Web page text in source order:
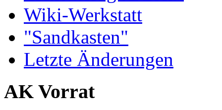
Wiki-Werkstatt
"Sandkasten"
Letzte Änderungen
AK Vorrat